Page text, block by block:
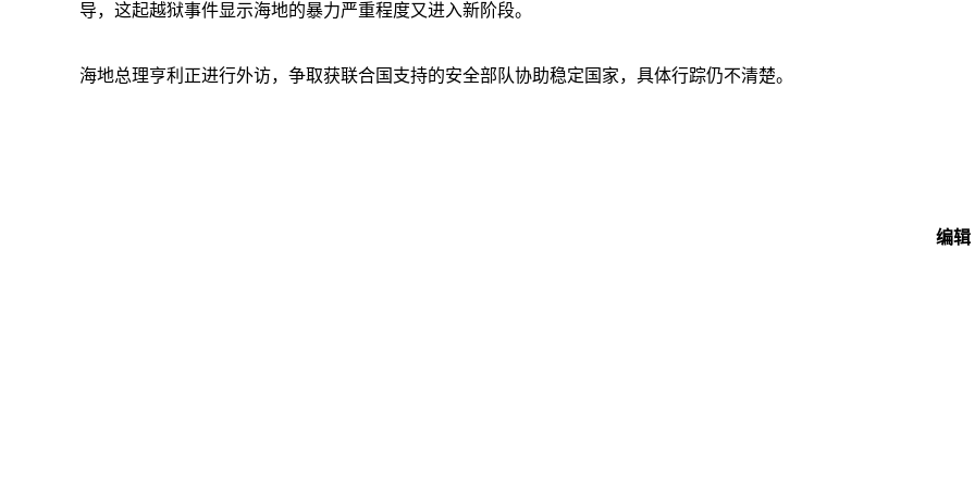
导，这起越狱事件显示海地的暴力严重程度又进入新阶段。
海地总理亨利正进行外访，争取获联合国支持的安全部队协助稳定国家，具体行踪仍不清楚。
编辑